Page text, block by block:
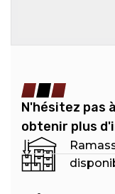
N'hésitez pas
obtenir plus